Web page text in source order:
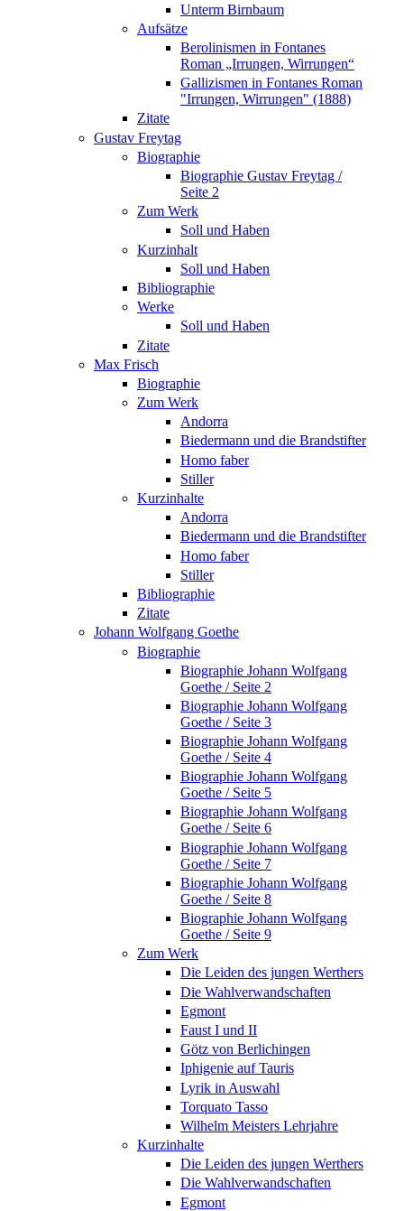
Unterm Birnbaum
Aufsätze
Berolinismen in Fontanes
Roman „Irrungen, Wirrungen“
Gallizismen in Fontanes Roman
"Irrungen, Wirrungen" (1888)
Zitate
Gustav Freytag
Biographie
Biographie Gustav Freytag /
Seite 2
Zum Werk
Soll und Haben
Kurzinhalt
Soll und Haben
Bibliographie
Werke
Soll und Haben
Zitate
Max Frisch
Biographie
Zum Werk
Andorra
Biedermann und die Brandstifter
Homo faber
Stiller
Kurzinhalte
Andorra
Biedermann und die Brandstifter
Homo faber
Stiller
Bibliographie
Zitate
Johann Wolfgang Goethe
Biographie
Biographie Johann Wolfgang
Goethe / Seite 2
Biographie Johann Wolfgang
Goethe / Seite 3
Biographie Johann Wolfgang
Goethe / Seite 4
Biographie Johann Wolfgang
Goethe / Seite 5
Biographie Johann Wolfgang
Goethe / Seite 6
Biographie Johann Wolfgang
Goethe / Seite 7
Biographie Johann Wolfgang
Goethe / Seite 8
Biographie Johann Wolfgang
Goethe / Seite 9
Zum Werk
Die Leiden des jungen Werthers
Die Wahlverwandschaften
Egmont
Faust I und II
Götz von Berlichingen
Iphigenie auf Tauris
Lyrik in Auswahl
Torquato Tasso
Wilhelm Meisters Lehrjahre
Kurzinhalte
Die Leiden des jungen Werthers
Die Wahlverwandschaften
Egmont